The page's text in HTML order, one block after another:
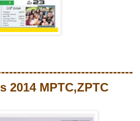
2014 MPTC,ZPTC